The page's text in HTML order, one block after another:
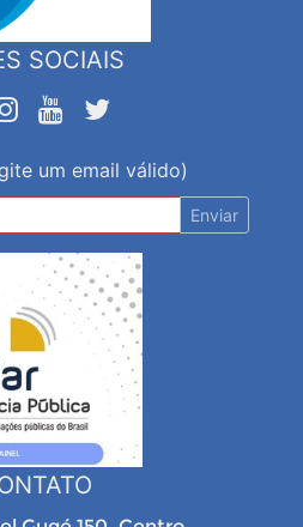
SOCIAIS
um email válido)
Enviar